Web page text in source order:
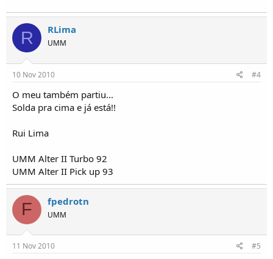
R RLima
UMM
10 Nov 2010 #4
O meu também partiu...
Solda pra cima e já está!!
Rui Lima
UMM Alter II Turbo 92
UMM Alter II Pick up 93
F fpedrotn
UMM
11 Nov 2010 #5